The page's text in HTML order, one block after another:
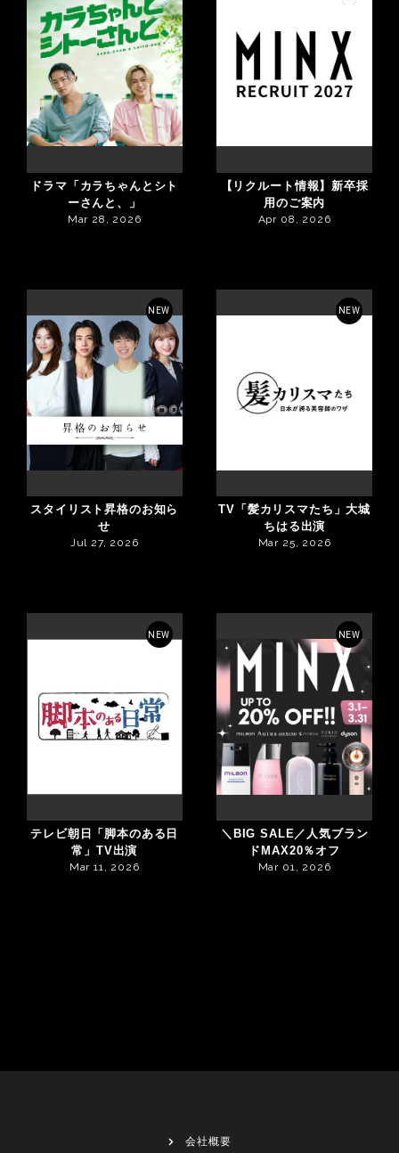
ドラマ「カラちゃんとシト
ーさんと、」
Mar 28, 2026
【リクルート情報】新卒採
用のご案内
Apr 08, 2026
NEW
スタイリスト昇格のお知ら
せ
Jul 27, 2026
NEW
TV「髪カリスマたち」大城
ちはる出演
Mar 25, 2026
NEW
テレビ朝日「脚本のある日
常」TV出演
Mar 11, 2026
NEW
＼BIG SALE／人気ブラン
ドMAX20％オフ
Mar 01, 2026
会社概要